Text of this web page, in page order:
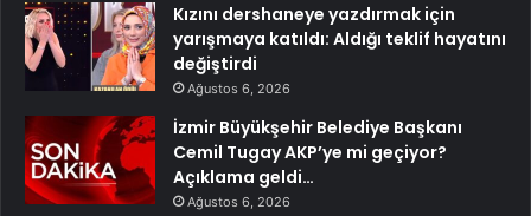
Kızını dershaneye yazdırmak için
yarışmaya katıldı: Aldığı teklif hayatını
değiştirdi
Ağustos 6, 2026
İzmir Büyükşehir Belediye Başkanı
Cemil Tugay AKP’ye mi geçiyor?
Açıklama geldi…
Ağustos 6, 2026